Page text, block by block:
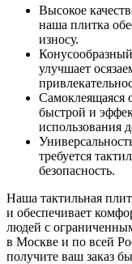
Высокое
наша плитка
износу.
улучшает
Самоклеящаяся
быстрой и
использования
требуется
безопасность.
Наша тактильная
и обеспечивает
людей с
в Москве и по всей
получите ваш заказ